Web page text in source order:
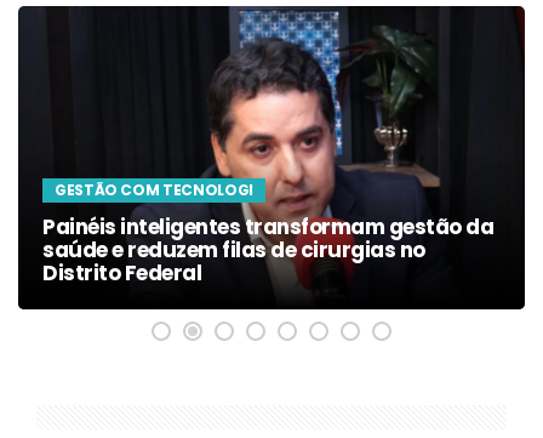
GESTÃO COM TECNOLOGI
Painéis inteligentes transformam gestão da
saúde e reduzem filas de cirurgias no
Distrito Federal